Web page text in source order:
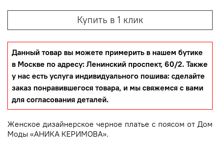
Купить в 1 клик
Данный товар вы можете примерить в нашем бутике
в Москве по адресу: Ленинский проспект, 60/2. Также
у нас есть услуга индивидуального пошива: сделайте
заказ понравившегося товара, и мы свяжемся с вами
для согласования деталей.
Женское дизайнерское черное платье с поясом от Дом
Моды «АНИКА КЕРИМОВА».